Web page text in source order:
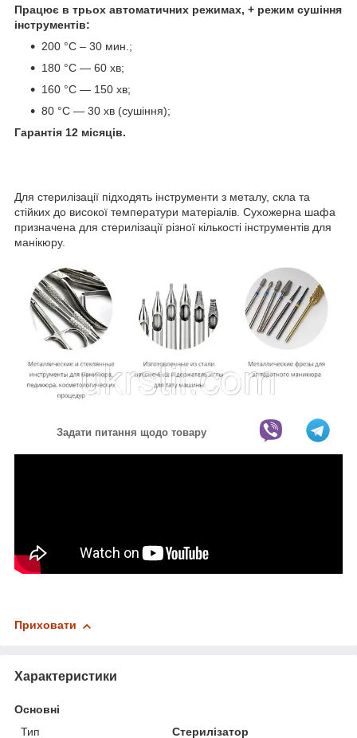
Працює в трьох автоматичних режимах, + режим сушіння
інструментів:
200 °C – 30 мин.;
180 °C — 60 хв;
160 °C — 150 хв;
80 °C — 30 хв (сушіння);
Гарантія 12 місяців.
Для стерилізації підходять інструменти з металу, скла та
стійких до високої температури матеріалів. Сухожерна шафа
призначена для стерилізації різної кількості інструментів для
манікюру.
Задати питання щодо товару
Приховати
Характеристики
Основні
Тип
Стерилізатор